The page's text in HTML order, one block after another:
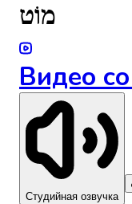
מוֹט
Видео
Студийная озвучка